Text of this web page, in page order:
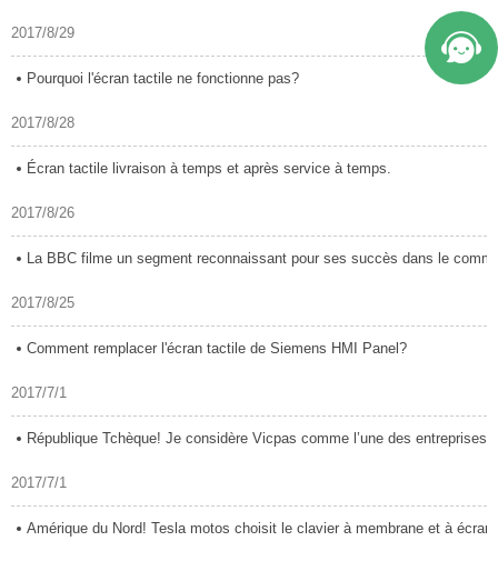
2017/8/29
Pourquoi l'écran tactile ne fonctionne pas?
2017/8/28
Écran tactile livraison à temps et après service à temps.
2017/8/26
La BBC filme un segment reconnaissant pour ses succès dans le
2017/8/25
Comment remplacer l'écran tactile de Siemens HMI Panel?
2017/7/1
République Tchèque! Je considère Vicpas comme l’une des entreprises les
2017/7/1
Amérique du Nord! Tesla motos choisit le clavier à membrane et à écran